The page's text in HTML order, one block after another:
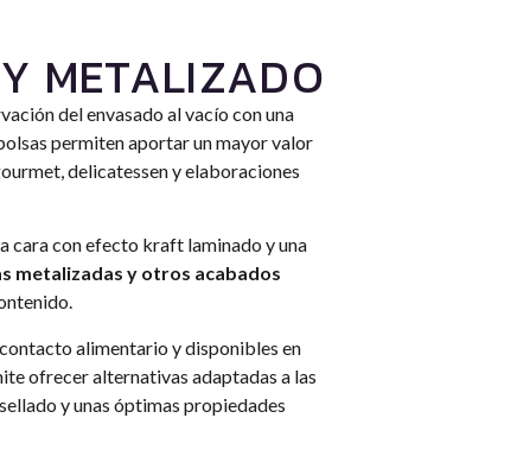
METALIZADO
del envasado al vacío con una
permiten aportar un mayor valor
delicatessen y elaboraciones
cara con efecto kraft laminado y una
metalizadas y otros acabados
alimentario y disponibles en
ofrecer alternativas adaptadas a las
y unas óptimas propiedades